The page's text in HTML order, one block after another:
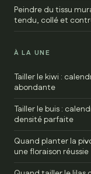
Peindre du tissu
tendu, collé et
À LA UNE
Tailler le kiwi :
abondante
Tailler le buis :
densité parfaite
Quand planter la
une floraison réussie